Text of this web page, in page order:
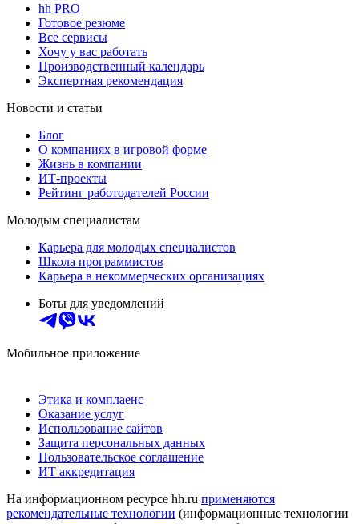
hh PRO
Готовое резюме
Все сервисы
Хочу у вас работать
Производственный календарь
Экспертная рекомендация
Новости и статьи
Блог
О компаниях в игровой форме
Жизнь в компании
ИТ-проекты
Рейтинг работодателей России
Молодым специалистам
Карьера для молодых специалистов
Школа программистов
Карьера в некоммерческих организациях
Боты для уведомлений
Мобильное приложение
Этика и комплаенс
Оказание услуг
Использование сайтов
Защита персональных данных
Пользовательское соглашение
ИТ аккредитация
На информационном ресурсе hh.ru применяются
рекомендательные технологии (информационные технологии